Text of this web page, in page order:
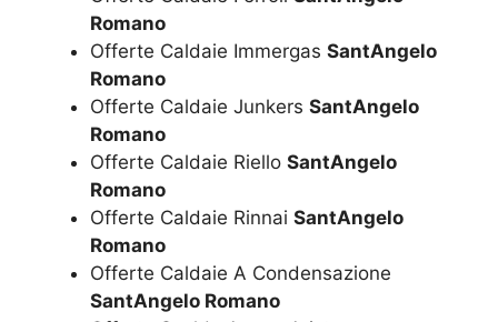
Romano
Offerte Caldaie Immergas SantAngelo
Romano
Offerte Caldaie Junkers SantAngelo
Romano
Offerte Caldaie Riello SantAngelo
Romano
Offerte Caldaie Rinnai SantAngelo
Romano
Offerte Caldaie A Condensazione
SantAngelo Romano